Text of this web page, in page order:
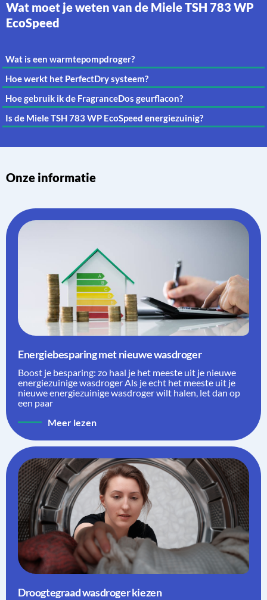
Wat moet je weten van de Miele TSH 783 WP
EcoSpeed
Wat is een warmtepompdroger?
Hoe werkt het PerfectDry systeem?
Hoe gebruik ik de FragranceDos geurflacon?
Is de Miele TSH 783 WP EcoSpeed energiezuinig?
Onze informatie
Energiebesparing met nieuwe wasdroger
Boost je besparing: zo haal je het meeste uit je nieuwe
energiezuinige wasdroger Als je echt het meeste uit je
nieuwe energiezuinige wasdroger wilt halen, let dan op
een paar
Meer lezen
Droogtegraad wasdroger kiezen